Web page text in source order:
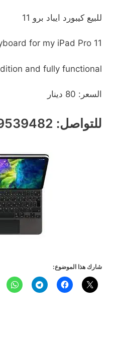
للبيع كيبورد ايباد برو 11
for my iPad Pro 11”
and fully functional
السعر: 80 دينار
للتواصل: 99539482
شارك هذا الموضوع: